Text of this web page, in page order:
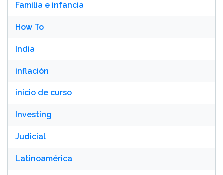
Familia e infancia
How To
India
inflación
inicio de curso
Investing
Judicial
Latinoamérica